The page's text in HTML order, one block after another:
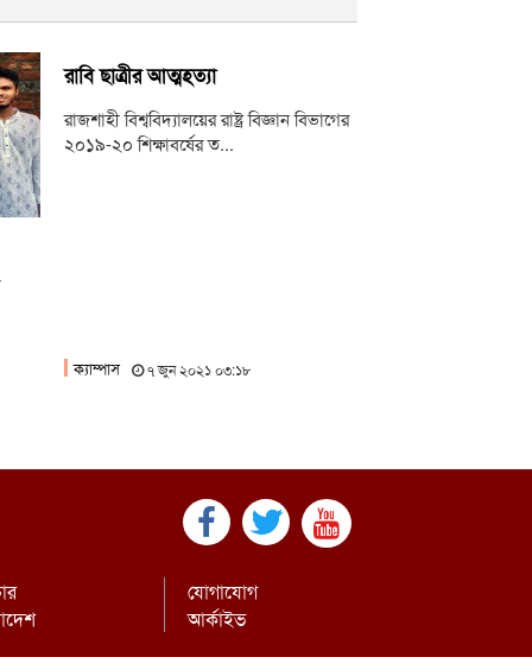
রাবি ছাত্রীর আত্মহত্যা
রাজশাহী বিশ্ববিদ্যালয়ের রাষ্ট্র বিজ্ঞান বিভাগের
২০১৯-২০ শিক্ষাবর্ষের ত...
ক্যাম্পাস ৭ জুন ২০২১ ০৩:১৮
যোগাযোগ
আর্কাইভ